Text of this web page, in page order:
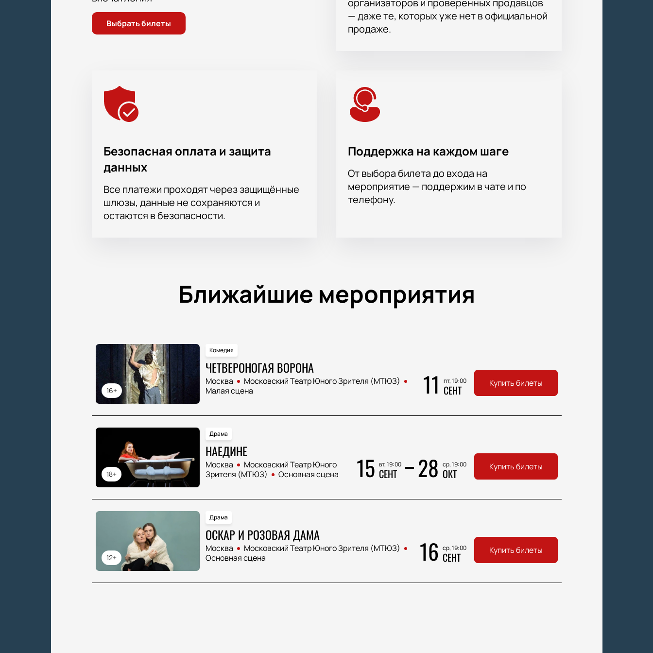
Выбрать билеты
— даже те, которых уже нет в официальной
продаже.
Безопасная оплата и защита
данных
Все платежи проходят через защищённые
шлюзы, данные не сохраняются и
остаются в безопасности.
Поддержка на каждом шаге
От выбора билета до входа на
мероприятие — поддержим в чате и по
телефону.
Ближайшие мероприятия
16+
Комедия
ЧЕТВЕРОНОГАЯ ВОРОНА
Москва
Московский Театр Юного Зрителя (МТЮЗ)
Малая сцена
11 пт, 19:00
СЕНТ Купить билеты
18+
Драма
НАЕДИНЕ
Москва
Московский Театр Юного
Зрителя (МТЮЗ)
Основная сцена 15 вт, 19:00
СЕНТ 28 ср, 19:00
ОКТ Купить билеты
12+
Драма
ОСКАР И РОЗОВАЯ ДАМА
Москва
Московский Театр Юного Зрителя (МТЮЗ)
Основная сцена
16 ср, 19:00
СЕНТ Купить билеты